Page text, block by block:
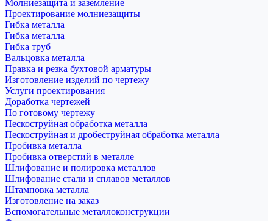
Молниезащита и заземление
Проектирование молниезащиты
Гибка металла
Гибка металла
Гибка труб
Вальцовка металла
Правка и резка бухтовой арматуры
Изготовление изделий по чертежу
Услуги проектирования
Доработка чертежей
По готовому чертежу
Пескоструйная обработка металла
Пескоструйная и дробеструйная обработка металла
Пробивка металла
Пробивка отверстий в металле
Шлифование и полировка металлов
Шлифование стали и сплавов металлов
Штамповка металла
Изготовление на заказ
Вспомогательные металлоконструкции